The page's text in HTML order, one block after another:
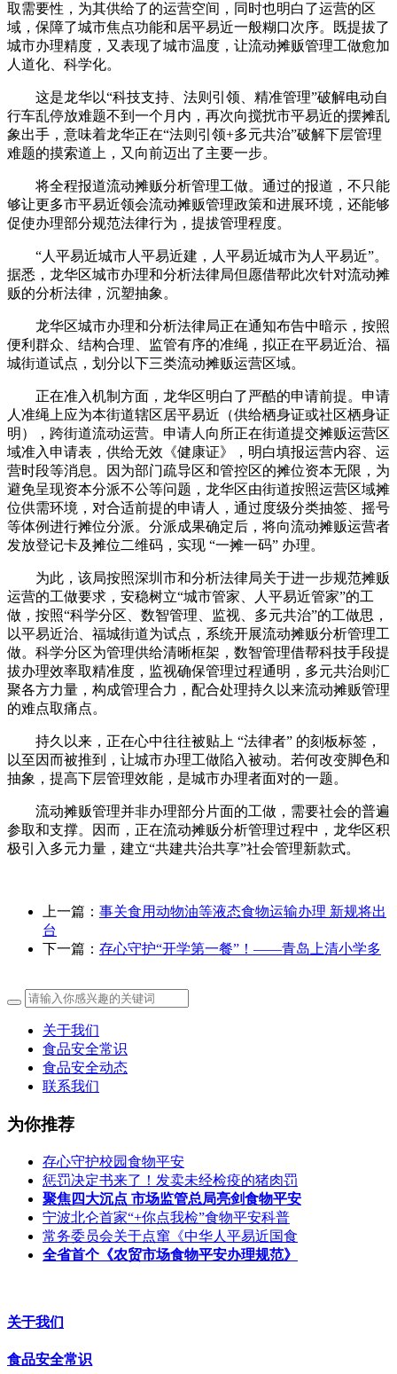
取需要性，为其供给了的运营空间，同时也明白了运营的区
域，保障了城市焦点功能和居平易近一般糊口次序。既提拔了
城市办理精度，又表现了城市温度，让流动摊贩管理工做愈加
人道化、科学化。
这是龙华以“科技支持、法则引领、精准管理”破解电动自
行车乱停放难题不到一个月内，再次向搅扰市平易近的摆摊乱
象出手，意味着龙华正在“法则引领+多元共治”破解下层管理
难题的摸索道上，又向前迈出了主要一步。
将全程报道流动摊贩分析管理工做。通过的报道，不只能
够让更多市平易近领会流动摊贩管理政策和进展环境，还能够
促使办理部分规范法律行为，提拔管理程度。
“人平易近城市人平易近建，人平易近城市为人平易近”。
据悉，龙华区城市办理和分析法律局但愿借帮此次针对流动摊
贩的分析法律，沉塑抽象。
龙华区城市办理和分析法律局正在通知布告中暗示，按照
便利群众、结构合理、监管有序的准绳，拟正在平易近治、福
城街道试点，划分以下三类流动摊贩运营区域。
正在准入机制方面，龙华区明白了严酷的申请前提。申请
人准绳上应为本街道辖区居平易近（供给栖身证或社区栖身证
明），跨街道流动运营。申请人向所正在街道提交摊贩运营区
域准入申请表，供给无效《健康证》，明白填报运营内容、运
营时段等消息。因为部门疏导区和管控区的摊位资本无限，为
避免呈现资本分派不公等问题，龙华区由街道按照运营区域摊
位供需环境，对合适前提的申请人，通过度级分类抽签、摇号
等体例进行摊位分派。分派成果确定后，将向流动摊贩运营者
发放登记卡及摊位二维码，实现 “一摊一码” 办理。
为此，该局按照深圳市和分析法律局关于进一步规范摊贩
运营的工做要求，安稳树立“城市管家、人平易近管家”的工
做，按照“科学分区、数智管理、监视、多元共治”的工做思，
以平易近治、福城街道为试点，系统开展流动摊贩分析管理工
做。科学分区为管理供给清晰框架，数智管理借帮科技手段提
拔办理效率取精准度，监视确保管理过程通明，多元共治则汇
聚各方力量，构成管理合力，配合处理持久以来流动摊贩管理
的难点取痛点。
持久以来，正在心中往往被贴上 “法律者” 的刻板标签，
以至因而被推到，让城市办理工做陷入被动。若何改变脚色和
抽象，提高下层管理效能，是城市办理者面对的一题。
流动摊贩管理并非办理部分片面的工做，需要社会的普遍
参取和支撑。因而，正在流动摊贩分析管理过程中，龙华区积
极引入多元力量，建立“共建共治共享”社会管理新款式。
上一篇： 事关食用动物油等液态食物运输办理 新规将出
台
下一篇： 存心守护“开学第一餐”！——青岛上清小学多
关于我们
食品安全常识
食品安全动态
联系我们
为你推荐
存心守护校园食物平安
惩罚决定书来了！发卖未经检疫的猪肉罚
聚焦四大沉点 市场监管总局亮剑食物平安
宁波北仑首家“+你点我检”食物平安科普
常务委员会关于点窜《中华人平易近国食
全省首个《农贸市场食物平安办理规范》
关于我们
食品安全常识